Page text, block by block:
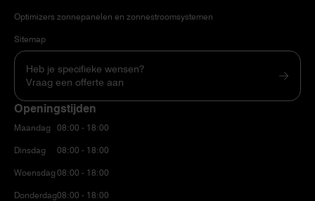
Optimizers zonnepanelen en zonnestroomsystemen
Sitemap
Heb je specifieke wensen?
Vraag een offerte aan
Openingstijden
Maandag
Dinsdag
Woensdag
Donderdag
08:00 - 18:00
08:00 - 18:00
08:00 - 18:00
08:00 - 18:00